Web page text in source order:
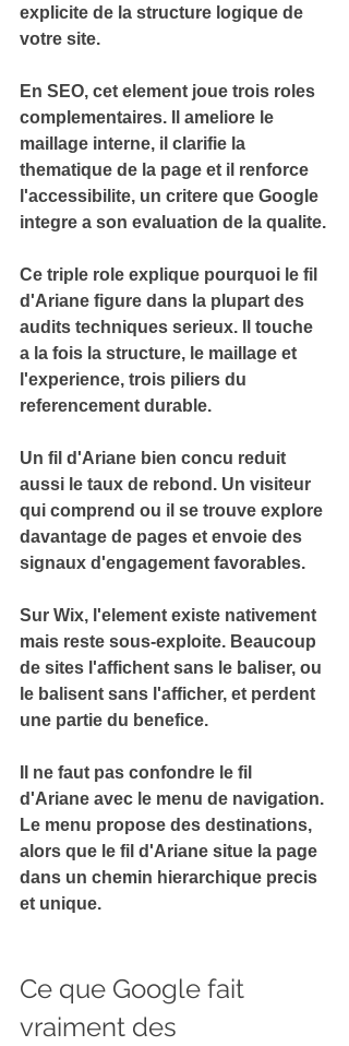
explicite de la structure logique de
votre site.
En SEO, cet element joue trois roles
complementaires. Il ameliore le
maillage interne, il clarifie la
thematique de la page et il renforce
l'accessibilite, un critere que Google
integre a son evaluation de la qualite.
Ce triple role explique pourquoi le fil
d'Ariane figure dans la plupart des
audits techniques serieux. Il touche
a la fois la structure, le maillage et
l'experience, trois piliers du
referencement durable.
Un fil d'Ariane bien concu reduit
aussi le taux de rebond. Un visiteur
qui comprend ou il se trouve explore
davantage de pages et envoie des
signaux d'engagement favorables.
Sur Wix, l'element existe nativement
mais reste sous-exploite. Beaucoup
de sites l'affichent sans le baliser, ou
le balisent sans l'afficher, et perdent
une partie du benefice.
Il ne faut pas confondre le fil
d'Ariane avec le menu de navigation.
Le menu propose des destinations,
alors que le fil d'Ariane situe la page
dans un chemin hierarchique precis
et unique.
Ce que Google fait
vraiment des